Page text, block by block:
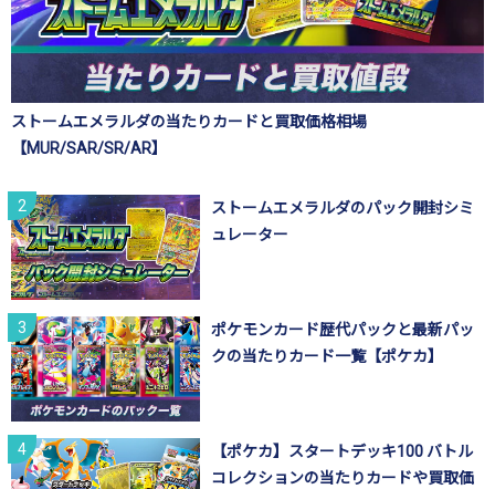
ストームエメラルダの当たりカードと買取価格相場
【MUR/SAR/SR/AR】
ストームエメラルダのパック開封シミ
ュレーター
ポケモンカード歴代パックと最新パッ
クの当たりカード一覧【ポケカ】
【ポケカ】スタートデッキ100 バトル
コレクションの当たりカードや買取価